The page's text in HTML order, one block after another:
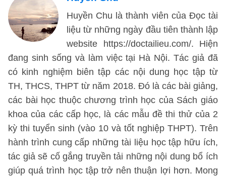
Huyền Chu là thành viên của Đọc tài
liệu từ những ngày đầu tiên thành lập
website https://doctailieu.com/. Hiện
đang sinh sống và làm việc tại Hà Nội. Tác giả đã
có kinh nghiệm biên tập các nội dung học tập từ
TH, THCS, THPT từ năm 2018. Đó là các bài giảng,
các bài học thuộc chương trình học của Sách giáo
khoa của các cấp học, là các mẫu đề thi thử của 2
kỳ thi tuyển sinh (vào 10 và tốt nghiệp THPT). Trên
hành trình cung cấp những tài liệu học tập hữu ích,
tác giả sẽ cố gắng truyền tải những nội dung bổ ích
giúp quá trình học tập trở nên thuận lợi hơn. Mong